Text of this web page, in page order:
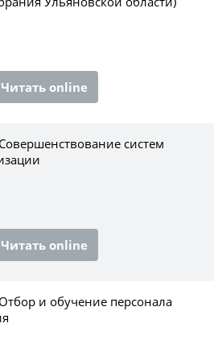
Читать online
систем
Читать online
и обучение персонала